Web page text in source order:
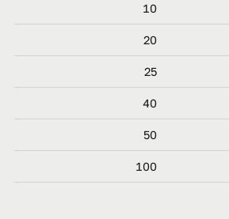
10
20
25
40
50
100